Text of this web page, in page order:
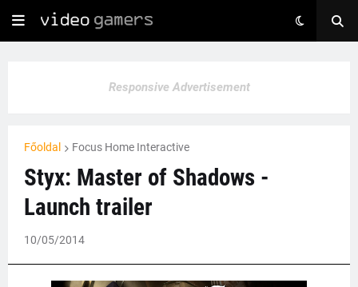
Responsive Advertisement
Főoldal Focus Home Interactive
Styx: Master of Shadows -
Launch trailer
10/05/2014